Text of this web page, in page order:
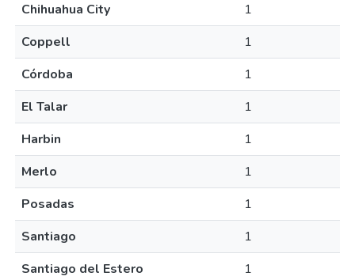
Chihuahua City
1
Coppell
1
Córdoba
1
El Talar
1
Harbin
1
Merlo
1
Posadas
1
Santiago
1
Santiago del Estero
1